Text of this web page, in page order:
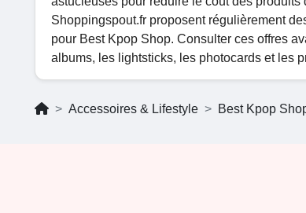
Shoppingspout.fr proposent régulièrement
pour Best Kpop Shop. Consulter ces offres
albums, les lightsticks, les photocards et les
Accessoires & Lifestyle Best Kpop